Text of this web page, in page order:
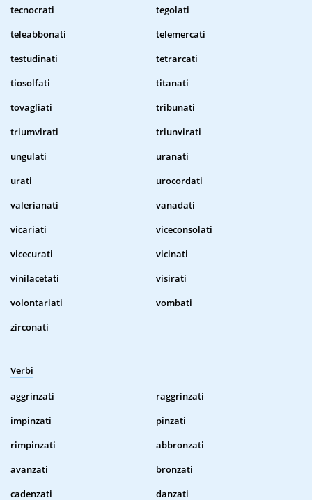
tecnocrati
tegolati
teleabbonati
telemercati
testudinati
tetrarcati
tiosolfati
titanati
tovagliati
tribunati
triumvirati
triunvirati
ungulati
uranati
urati
urocordati
valerianati
vanadati
vicariati
viceconsolati
vicecurati
vicinati
vinilacetati
visirati
volontariati
vombati
zirconati
Verbi
aggrinzati
raggrinzati
impinzati
pinzati
rimpinzati
abbronzati
avanzati
bronzati
cadenzati
danzati